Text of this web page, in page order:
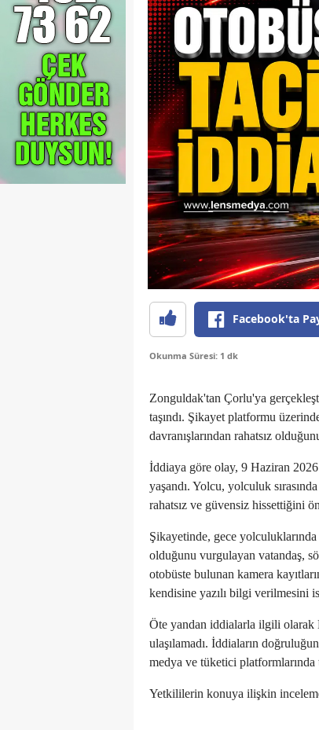
Facebook'ta
Okunma Süresi: 1 dk
Zonguldak'tan Çorlu'ya
taşındı. Şikayet platformu
davranışlarından rahatsız
İddiaya göre olay, 9 Haziran
yaşandı. Yolcu, yolculuk
rahatsız ve güvensiz hissettiğini
Şikayetinde, gece
olduğunu vurgulayan vatandaş,
otobüste bulunan kamera
kendisine yazılı bilgi verilmesini
Öte yandan iddialarla ilgili olarak
ulaşılamadı. İddiaların
medya ve tüketici platformlarında
Yetkililerin konuya ilişkin